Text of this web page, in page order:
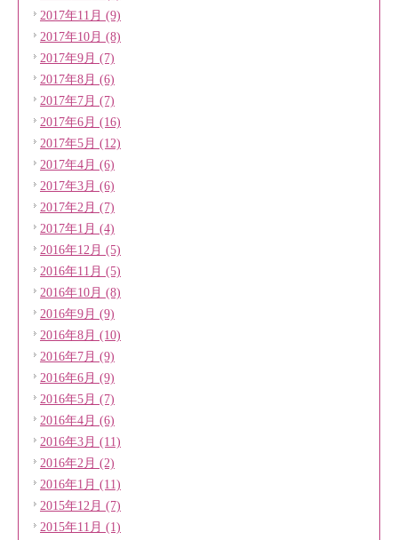
2017年11月 (9)
2017年10月 (8)
2017年9月 (7)
2017年8月 (6)
2017年7月 (7)
2017年6月 (16)
2017年5月 (12)
2017年4月 (6)
2017年3月 (6)
2017年2月 (7)
2017年1月 (4)
2016年12月 (5)
2016年11月 (5)
2016年10月 (8)
2016年9月 (9)
2016年8月 (10)
2016年7月 (9)
2016年6月 (9)
2016年5月 (7)
2016年4月 (6)
2016年3月 (11)
2016年2月 (2)
2016年1月 (11)
2015年12月 (7)
2015年11月 (1)